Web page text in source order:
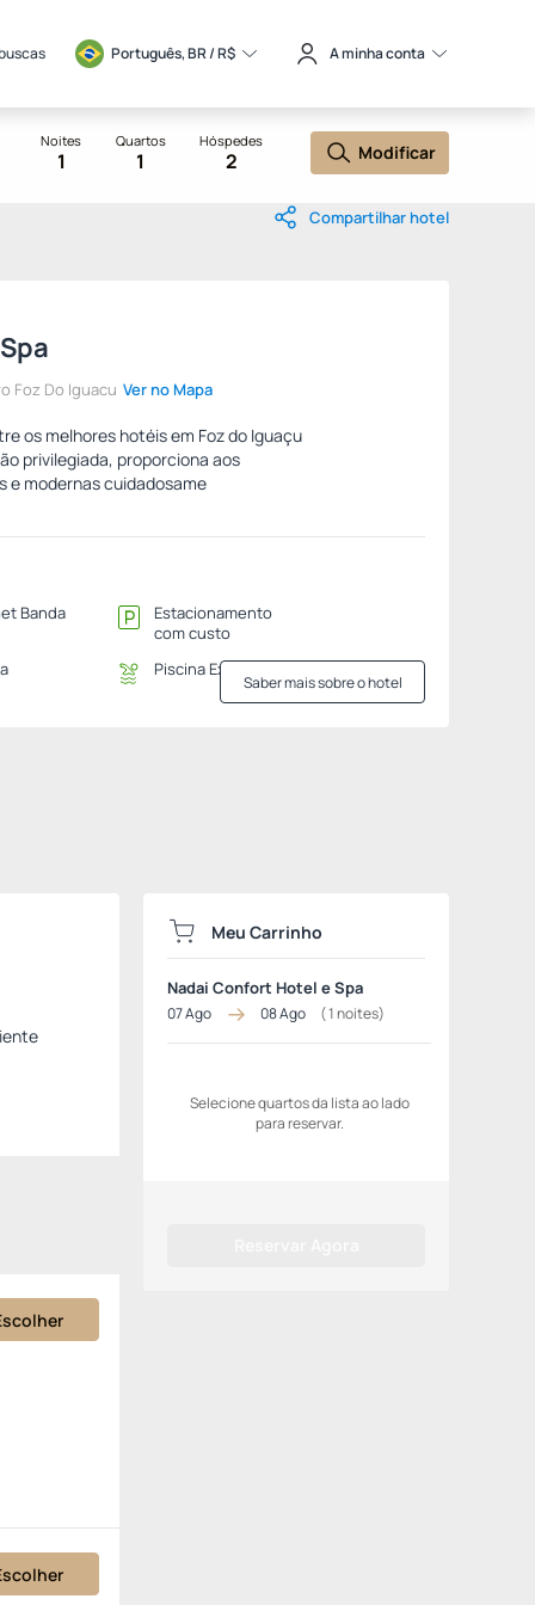
Português, BR / R$ A minha conta
Noites
1
Quartos
1
Hóspedes
2 Modificar
Compartilhar hotel
Foz Do Iguacu Ver no Mapa
os melhores hotéis em Foz do Iguaçu
privilegiada, proporciona aos
e modernas cuidadosame
Banda
Estacionamento
com custo
Piscina Exterior
Saber mais sobre o hotel
Meu Carrinho
Nadai Confort Hotel e Spa
07 Ago 08 Ago (1noites)
Selecione quartos da lista ao lado
para reservar.